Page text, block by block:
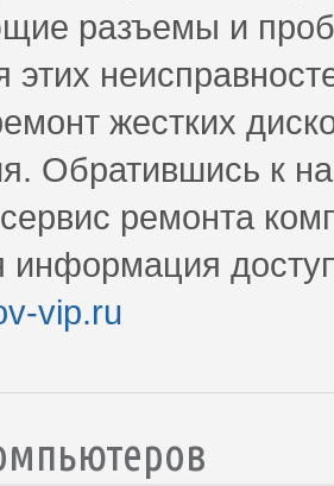
разъемы и
этих
жестких
Обратившись к
ремонта
информация
vip.ru